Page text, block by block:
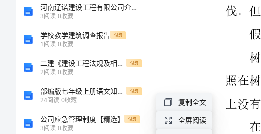
河南辽诺建设工程有限公司介绍企业发展分析报告
3阅读 0收藏
学校教学建筑调查报告 付费
1阅读 0收藏
二建《建设工程法规及相关知识》测试题D卷（附解析） 付费
2阅读 0收藏
部编版七年级上册语文知识点归纳 付费
24阅读 0收藏
公司应急管理制度【精选】 付费
3阅读 0收藏
多。
复制全文
全屏阅读